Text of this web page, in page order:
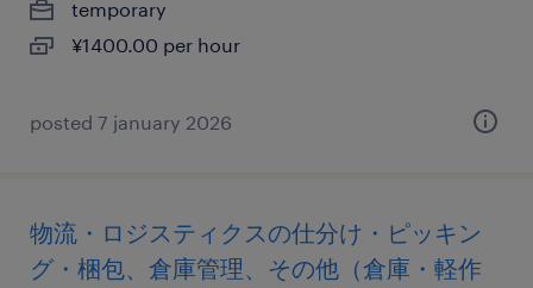
temporary
¥1400.00 per hour
posted 7 january 2026
物流・ロジスティクスの仕分け・ピッキン
グ・梱包、倉庫管理、その他（倉庫・軽作